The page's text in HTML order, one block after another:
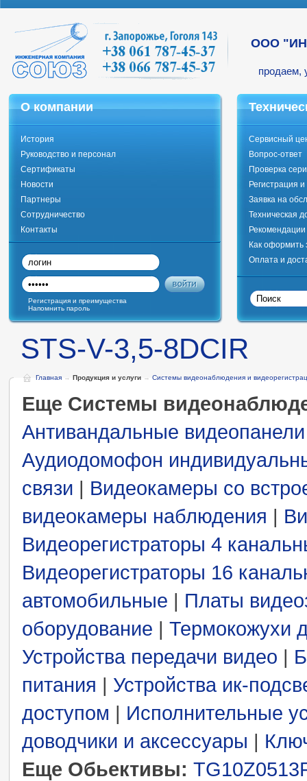
ООО
продаем,
О компании
История
Руководство и персонал
Сертификаты
Новости
Партнеры
Сотрудничество
Контакты
Сервисный
Вопрос-ответ
Проверка
Регистрация
Заявка на
Техническая
Как оформить
Оплата и
Регистрация и преимущества
Напомнить пароль
STS-V-3,5-8DCIR
Главная → Продукция и услуги → Системы видеонаблюдения и
Еще Системы
Антивандальные видеопанели
Аудиодомофон
связи | Видеокамеры со
видеокамеры наблюдения |
Видеорегистраторы 4
Видеорегистраторы 16
автомобильные | Платы
оборудование | Термокожухи
Устройства передачи видео |
питания | Устройства ик-
доступом | Исполнительные
доводчики и аксессуары |
Еще Обьективы: